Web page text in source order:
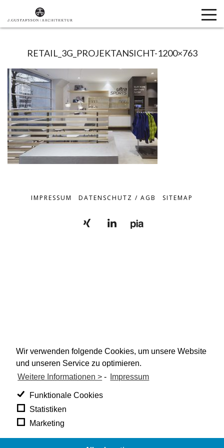
Wir verwenden folgende Cookies, um unsere Website
und unseren Service zu optimieren.
Weitere Informationen > - Impressum
Funktionale Cookies
Statistiken
Marketing
RETAIL_3G_PROJEKTANSICHT-1200×763
IMPRESSUM DATENSCHUTZ / AGB SITEMAP